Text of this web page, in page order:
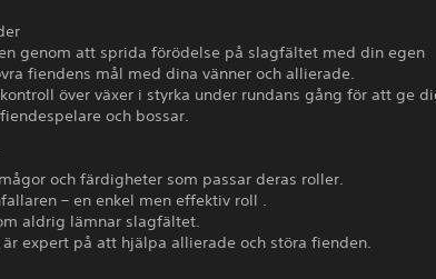
genom att sprida förödelse på slagfältet med din egen
fiendens mål med dina vänner och allierade.
över växer i styrka under rundans gång för att ge
och bossar.
och färdigheter som passar deras roller.
– en enkel men effektiv roll .
aldrig lämnar slagfältet.
expert på att hjälpa allierade och störa fienden.